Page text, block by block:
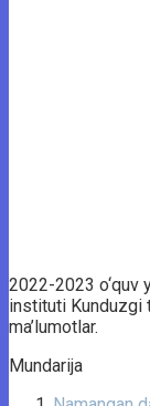
2022-2023 o‘quv
instituti Kunduzgi
ma’lumotlar.
Mundarija